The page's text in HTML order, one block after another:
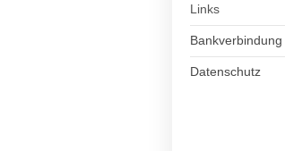
Links
Bankverbindung
Datenschutz